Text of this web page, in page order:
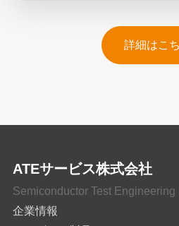
詳細はこ
ATEサービス株式会社
Semiconductor Test Engineering
企業情報